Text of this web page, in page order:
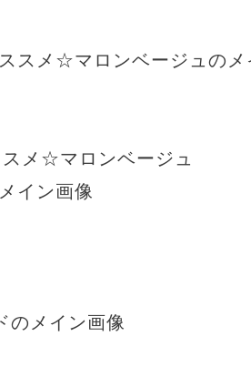
メ☆マロンベージュ